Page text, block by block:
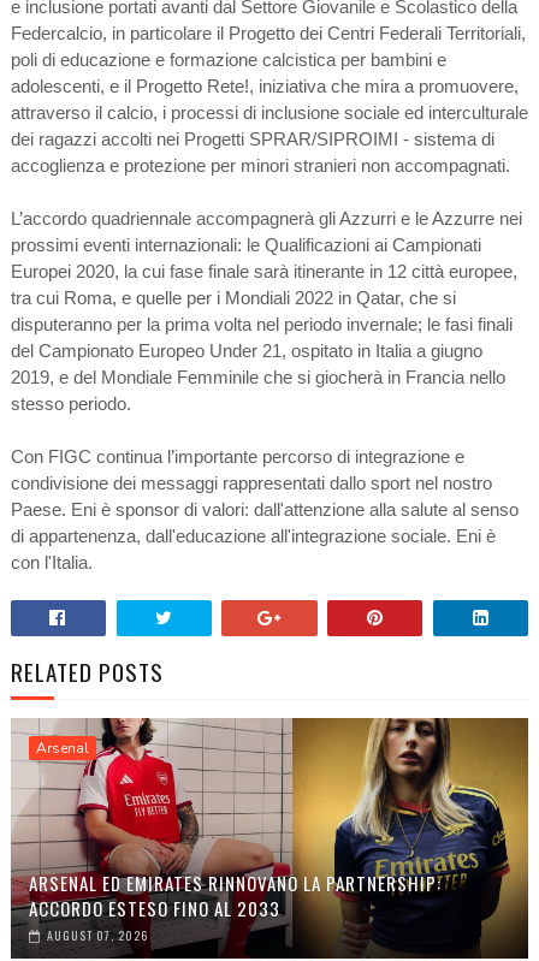
e inclusione portati avanti dal Settore Giovanile e Scolastico della
Federcalcio, in particolare il Progetto dei Centri Federali Territoriali,
poli di educazione e formazione calcistica per bambini e
adolescenti, e il Progetto Rete!, iniziativa che mira a promuovere,
attraverso il calcio, i processi di inclusione sociale ed interculturale
dei ragazzi accolti nei Progetti SPRAR/SIPROIMI - sistema di
accoglienza e protezione per minori stranieri non accompagnati.
L’accordo quadriennale accompagnerà gli Azzurri e le Azzurre nei
prossimi eventi internazionali: le Qualificazioni ai Campionati
Europei 2020, la cui fase finale sarà itinerante in 12 città europee,
tra cui Roma, e quelle per i Mondiali 2022 in Qatar, che si
disputeranno per la prima volta nel periodo invernale; le fasi finali
del Campionato Europeo Under 21, ospitato in Italia a giugno
2019, e del Mondiale Femminile che si giocherà in Francia nello
stesso periodo.
Con FIGC continua l’importante percorso di integrazione e
condivisione dei messaggi rappresentati dallo sport nel nostro
Paese. Eni è sponsor di valori: dall'attenzione alla salute al senso
di appartenenza, dall'educazione all'integrazione sociale. Eni è
con l'Italia.
RELATED POSTS
Arsenal
ARSENAL ED EMIRATES RINNOVANO LA PARTNERSHIP:
ACCORDO ESTESO FINO AL 2033
AUGUST 07, 2026